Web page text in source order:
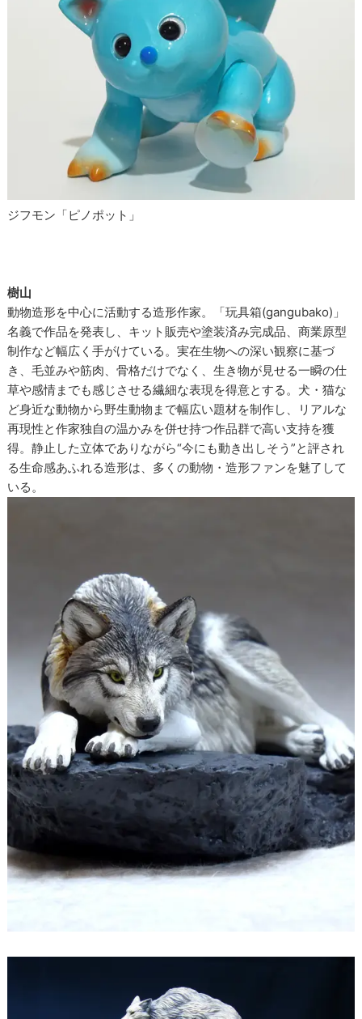
ジフモン「ピノポット」
樹山
動物造形を中心に活動する造形作家。「玩具箱(gangubako)」
名義で作品を発表し、キット販売や塗装済み完成品、商業原型
制作など幅広く手がけている。実在生物への深い観察に基づ
き、毛並みや筋肉、骨格だけでなく、生き物が見せる一瞬の仕
草や感情までも感じさせる繊細な表現を得意とする。犬・猫な
ど身近な動物から野生動物まで幅広い題材を制作し、リアルな
再現性と作家独自の温かみを併せ持つ作品群で高い支持を獲
得。静止した立体でありながら“今にも動き出しそう”と評され
る生命感あふれる造形は、多くの動物・造形ファンを魅了して
いる。